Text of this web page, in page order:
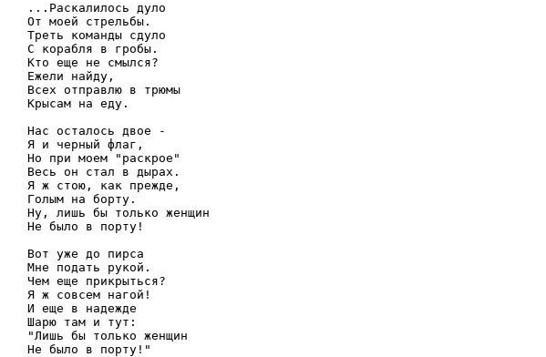
...Раскалилось дуло
От моей стрельбы.
Треть команды сдуло
С корабля в гробы.
Кто еще не смылся?
Ежели найду,
Всех отправлю в трюмы
Крысам на еду.
Нас осталось двое -
Я и черный флаг,
Но при моем "раскрое"
Весь он стал в дырах.
Я ж стою, как прежде,
Голым на борту.
Ну, лишь бы только женщин
Не было в порту!
Вот уже до пирса
Мне подать рукой.
Чем еще прикрыться?
Я ж совсем нагой!
И еще в надежде
Шарю там и тут:
"Лишь бы только женщин
Не было в порту!"